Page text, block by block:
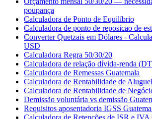
poupança
Calculadora de Ponto de Equilíbrio
Calculadora de ponto de reposicao de
Converter Quetzais em Dólares -
USD
Calculadora Regra 50/30/20
Calculadora de relação dívida-renda
Calculadora de Remessas Guatemala
Calculadora de Rentabilidade de Aluguel
Calculadora de Rentabilidade de
Demissão voluntária vs demissão
Requisitos aposentadoria IGSS